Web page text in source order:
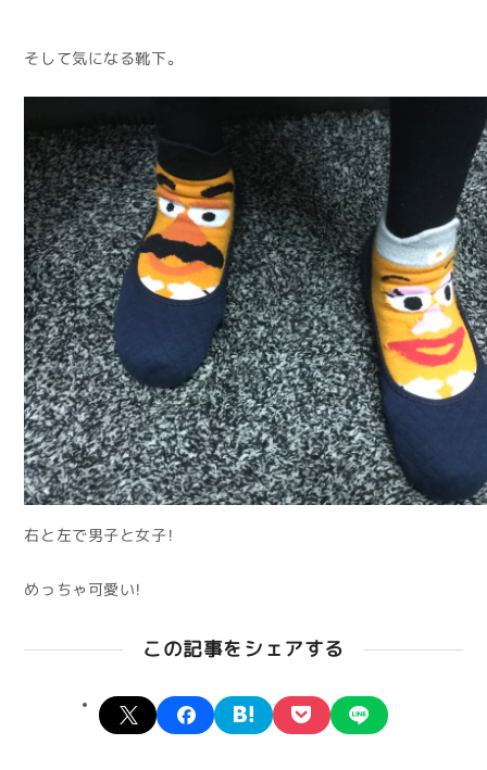
そして気になる靴下。
右と左で男子と女子！
めっちゃ可愛い！
この記事をシェアする
X facebookhatena pocket